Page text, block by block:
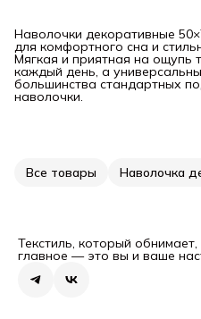
Наволочки декоративные
для комфортного сна и
Мягкая и приятная на ощупь
каждый день, а
большинства стандартных
наволочки.
Все товары Наволочка
Текстиль, который
главное — это вы и ваше